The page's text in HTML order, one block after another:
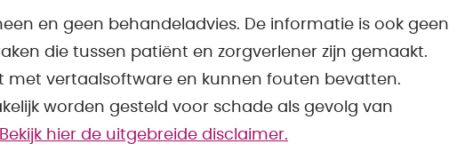
en geen behandeladvies. De informatie is ook geen
die tussen patiënt en zorgverlener zijn gemaakt.
met vertaalsoftware en kunnen fouten bevatten.
worden gesteld voor schade als gevolg van
Bekijk hier de uitgebreide disclaimer.